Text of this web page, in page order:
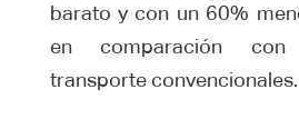
barato y con un 60%
en comparación
transporte convencionales.